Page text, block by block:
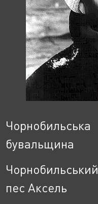
Чорнобильська
бувальщина
Чорнобильський
пес Аксель